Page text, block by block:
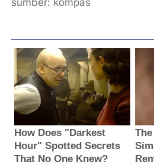
sumber: kompas